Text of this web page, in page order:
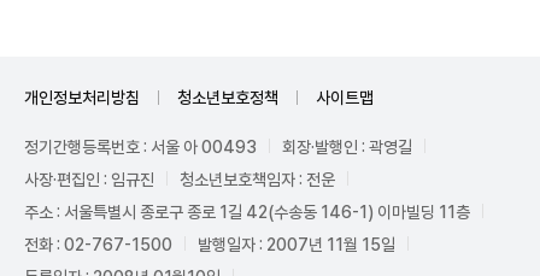
개인정보처리방침 청소년보호정책 사이트맵
정기간행등록번호 : 서울 아 00493
회장·발행인 : 곽영길
사장·편집인 : 임규진
청소년보호책임자 : 전운
주소 : 서울특별시 종로구 종로 1길 42(수송동 146-1) 이마빌딩 11층
전화 : 02-767-1500
발행일자 : 2007년 11월 15일